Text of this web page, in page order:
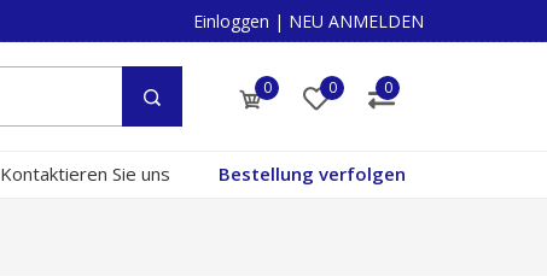
Einloggen | NEU ANMELDEN
0 0 0
Kontaktieren Sie uns Bestellung verfolgen